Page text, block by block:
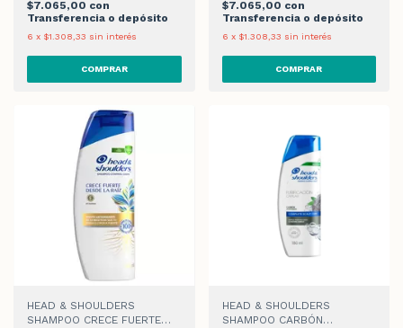
$7.065,00 con
Transferencia o depósito
6 x $1.308,33 sin interés
$7.065,00 con
Transferencia o depósito
6 x $1.308,33 sin interés
HEAD & SHOULDERS
SHAMPOO CRECE FUERTE
HEAD & SHOULDERS
SHAMPOO CARBÓN